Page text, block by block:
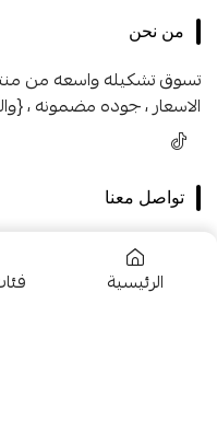
الرئيسية
من نحن
تسوق تشكيله واسعه من
الاسعار ، جوده مضمونه ،
تواصل معنا
+966546005231